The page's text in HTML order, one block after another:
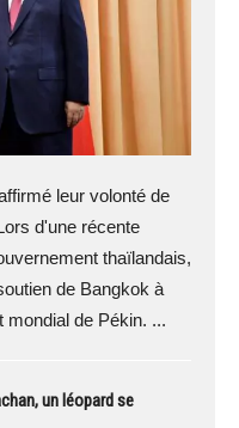
leur volonté de
d'une récente
thaïlandais,
de Bangkok à
mondial de Pékin. ...
un léopard se